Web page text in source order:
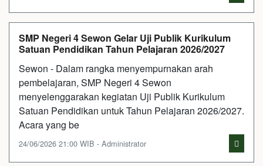
SMP Negeri 4 Sewon Gelar Uji Publik Kurikulum
Satuan Pendidikan Tahun Pelajaran 2026/2027
Sewon - Dalam rangka menyempurnakan arah
pembelajaran, SMP Negeri 4 Sewon
menyelenggarakan kegiatan Uji Publik Kurikulum
Satuan Pendidikan untuk Tahun Pelajaran 2026/2027.
Acara yang be
24/06/2026 21:00 WIB - Administrator